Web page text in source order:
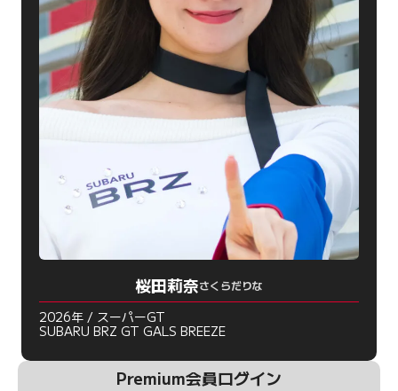
桜田莉奈さくらだりな
2026年 / スーパーGT
SUBARU BRZ GT GALS BREEZE
Premium会員ログイン